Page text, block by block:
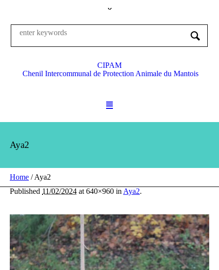
CIPAM
Chenil Intercommunal de Protection Animale du Mantois
Aya2
Home /Aya2
Published 11/02/2024 at 640×960 in Aya2.